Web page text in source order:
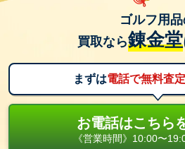
ゴルフ用
買取なら錬金堂
まずは電話で無料査
お電話はこちら
《営業時間》10:00〜